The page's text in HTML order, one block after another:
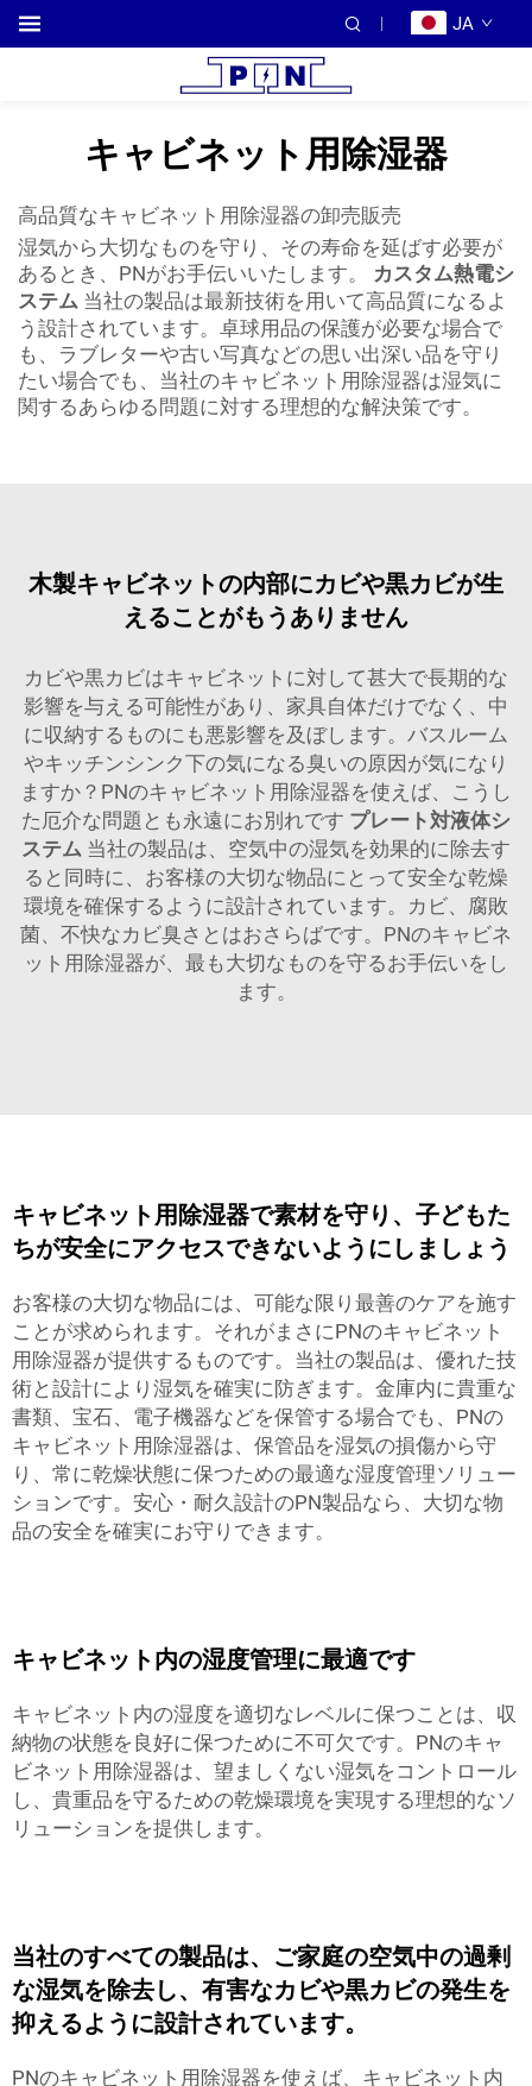
JA
キャビネット用除湿器
高品質なキャビネット用除湿器の卸売販売
湿気から大切なものを守り、その寿命を延ばす必要が
あるとき、PNがお手伝いいたします。 カスタム熱電シ
ステム 当社の製品は最新技術を用いて高品質になるよ
う設計されています。卓球用品の保護が必要な場合で
も、ラブレターや古い写真などの思い出深い品を守り
たい場合でも、当社のキャビネット用除湿器は湿気に
関するあらゆる問題に対する理想的な解決策です。
木製キャビネットの内部にカビや黒カビが生
えることがもうありません
カビや黒カビはキャビネットに対して甚大で長期的な
影響を与える可能性があり、家具自体だけでなく、中
に収納するものにも悪影響を及ぼします。バスルーム
やキッチンシンク下の気になる臭いの原因が気になり
ますか？PNのキャビネット用除湿器を使えば、こうし
た厄介な問題とも永遠にお別れです プレート対液体シ
ステム 当社の製品は、空気中の湿気を効果的に除去す
ると同時に、お客様の大切な物品にとって安全な乾燥
環境を確保するように設計されています。カビ、腐敗
菌、不快なカビ臭さとはおさらばです。PNのキャビネ
ット用除湿器が、最も大切なものを守るお手伝いをし
ます。
キャビネット用除湿器で素材を守り、子どもた
ちが安全にアクセスできないようにしましょう
お客様の大切な物品には、可能な限り最善のケアを施す
ことが求められます。それがまさにPNのキャビネット
用除湿器が提供するものです。当社の製品は、優れた技
術と設計により湿気を確実に防ぎます。金庫内に貴重な
書類、宝石、電子機器などを保管する場合でも、PNの
キャビネット用除湿器は、保管品を湿気の損傷から守
り、常に乾燥状態に保つための最適な湿度管理ソリュー
ションです。安心・耐久設計のPN製品なら、大切な物
品の安全を確実にお守りできます。
キャビネット内の湿度管理に最適です
キャビネット内の湿度を適切なレベルに保つことは、収
納物の状態を良好に保つために不可欠です。PNのキャ
ビネット用除湿器は、望ましくない湿気をコントロール
し、貴重品を守るための乾燥環境を実現する理想的なソ
リューションを提供します。
当社のすべての製品は、ご家庭の空気中の過剰
な湿気を除去し、有害なカビや黒カビの発生を
抑えるように設計されています。
PNのキャビネット用除湿器を使えば、キャビネット内